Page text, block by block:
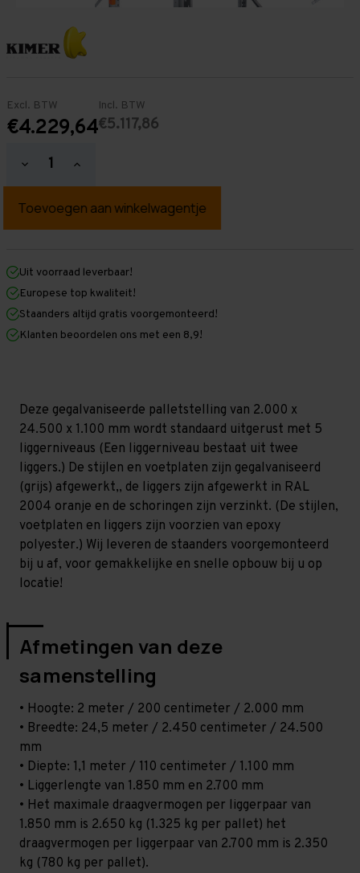
Excl. BTW
€4.229,64
Incl. BTW
€5.117,86
Hoeveelheid
verlagen
Palletstelling
mm
mm
x
1.100
mm
Galva
Middel
-
T100
Hoeveelheid
verhogen
Palletstelling
mm
mm
1.100
mm
(HxLXD)
Galva
Middel
-
T100
Uit voorraad leverbaar!
Europese top kwaliteit!
Staanders altijd gratis voorgemonteerd!
Klanten beoordelen ons met een 8,9!
Deze gegalvaniseerde palletstelling van 2.000 x
24.500 x 1.100 mm wordt standaard uitgerust met 5
liggerniveaus (Een liggerniveau bestaat uit twee
liggers.) De stijlen en voetplaten zijn gegalvaniseerd
(grijs) afgewerkt,, de liggers zijn afgewerkt in RAL
2004 oranje en de schoringen zijn verzinkt. (De stijlen,
voetplaten en liggers zijn voorzien van epoxy
polyester.) Wij leveren de staanders voorgemonteerd
bij u af, voor gemakkelijke en snelle opbouw bij u op
locatie!
Afmetingen van deze
samenstelling
• Hoogte: 2 meter / 200 centimeter / 2.000 mm
• Breedte: 24,5 meter / 2.450 centimeter / 24.500
mm
• Diepte: 1,1 meter / 110 centimeter / 1.100 mm
• Liggerlengte van 1.850 mm en 2.700 mm
• Het maximale draagvermogen per liggerpaar van
1.850 mm is 2.650 kg (1.325 kg per pallet) het
draagvermogen per liggerpaar van 2.700 mm is 2.350
kg (780 kg per pallet).